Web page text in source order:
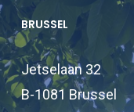
BRUSSEL
Jetselaan 32
B-1081 Brussel